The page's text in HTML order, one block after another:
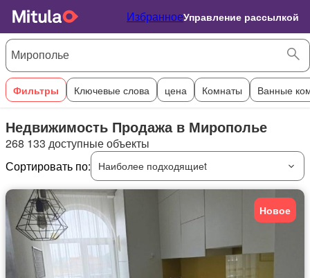
ИзбранноеУправление рассылкой
Фильтры Ключевые слова цена Комнаты Ванные
Недвижимость Продажа в Мирополье
268 133 доступные объекты
Сортировать по:
Наиболее подходящиеt
Новое